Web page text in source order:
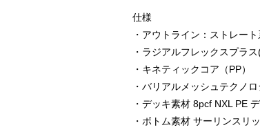
仕様
・アウトライン：ストレー
・ラジアルフレックスプラ
・キネティックコア（PP）
・バリアルメッシュテクノロ
・デッキ素材 8pcf NXL PE
・ボトム素材 サーリンスリ